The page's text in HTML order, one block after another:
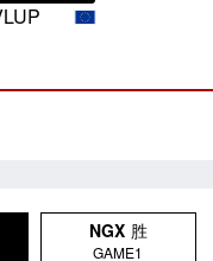
NGX 胜
GAME1